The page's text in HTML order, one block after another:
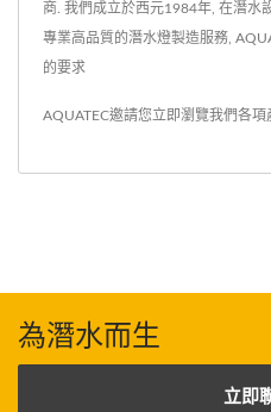
商. 我們成立於西元1984年, 在潛水
專業高品質的潛水燈製造服務,
的要求
AQUATEC邀請您立即瀏覽我們各項
為潛水而生
立即